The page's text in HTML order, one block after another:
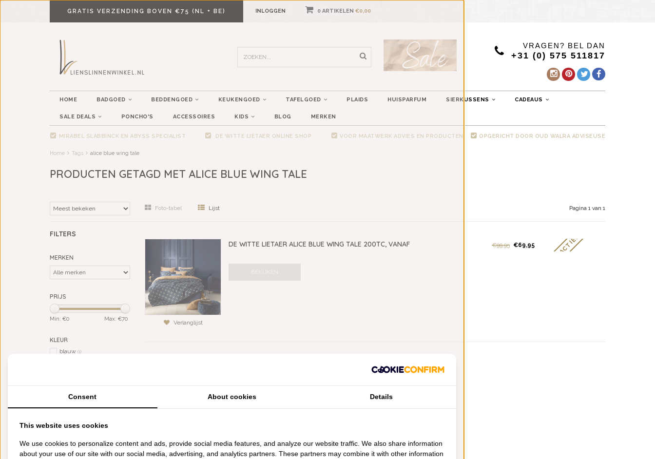
GRATIS VERZENDING BOVEN €75 (NL + BE) INLOGGEN 0 ARTIKELEN €0,00
VRAGEN? BEL DAN
+31 (0) 575 511817
HOME BADGOED BEDDENGOED KEUKENGOED TAFELGOED PLAIDS HUISPARFUM SIERKUSSENS CADEAUS
SALE DEALS PONCHO'S ACCESSOIRES KIDS BLOG MERKEN
MIRABEL SLABBINCK EN ABYSS SPECIALIST DE WITTE LIETAER ONLINE SHOP VOOR MAATWERK ADVIES EN PRODUCTEN OPGERICHT DOOR OUD WALRA ADVISEUSE
Home Tags alice blue wing tale
PRODUCTEN GETAGD MET ALICE BLUE WING TALE
Foto-tabel Lijst Pagina 1 van 1
FILTERS
MERKEN
PRIJS
Min: €0 Max: €70
KLEUR
blauw (1)
200 (2 persoons)
240 (lits-jumeaux)(1)
satijn (100% katoen)
Verlanglijst
DE WITTE LIETAER ALICE BLUE WING TALE 200TC, VANAF ACTIE!
€99,95 €69,95
Consent About cookies Details
This website uses cookies
We use cookies to personalize content and ads, provide social media features, and analyze our website traffic. We also share information
about your use of our site with our social media, advertising, and analytics partners. These partners may combine it with other information